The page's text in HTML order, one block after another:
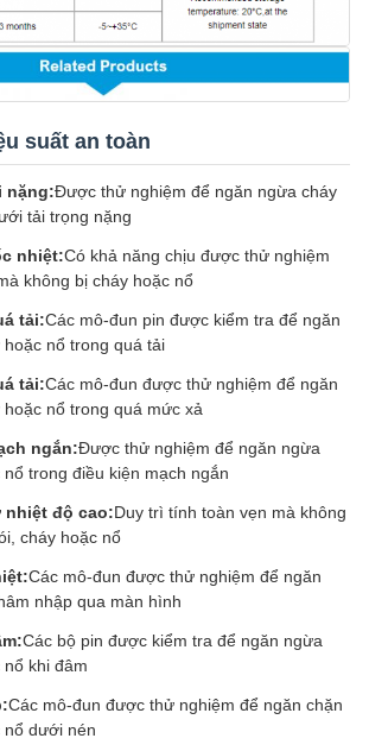
suất an toàn
nặng:Được thử nghiệm để ngăn ngừa cháy
tải trọng nặng
nhiệt:Có khả năng chịu được thử nghiệm
không bị cháy hoặc nổ
tải:Các mô-đun pin được kiểm tra để ngăn
hoặc nổ trong quá tải
tải:Các mô-đun được thử nghiệm để ngăn
hoặc nổ trong quá mức xả
ngắn:Được thử nghiệm để ngăn ngừa
nổ trong điều kiện mạch ngắn
độ cao:Duy trì tính toàn vẹn mà không
cháy hoặc nổ
Các mô-đun được thử nghiệm để ngăn
nhập qua màn hình
Các bộ pin được kiểm tra để ngăn ngừa
khi đâm
Các mô-đun được thử nghiệm để ngăn chặn
nổ dưới nén